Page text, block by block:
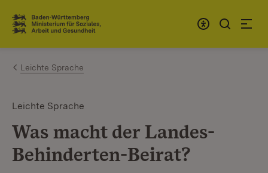
Zum Inhalt springen
Link zur Startseite
Leichte Sprache
Leichte Sprache
Was macht der Landes-
Behinderten-Beirat?